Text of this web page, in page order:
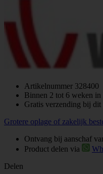
Artikelnummer 328400
Binnen 2 tot 6 weken in
Gratis verzending bij dit
Grotere oplage of zakelijk
Ontvang bij aanschaf
Product delen via
Delen